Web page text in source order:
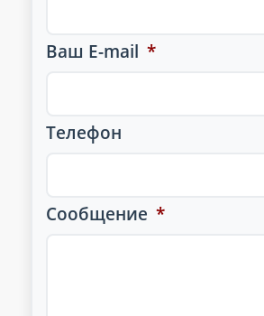
Ваш E-mail *
Телефон
Сообщение *